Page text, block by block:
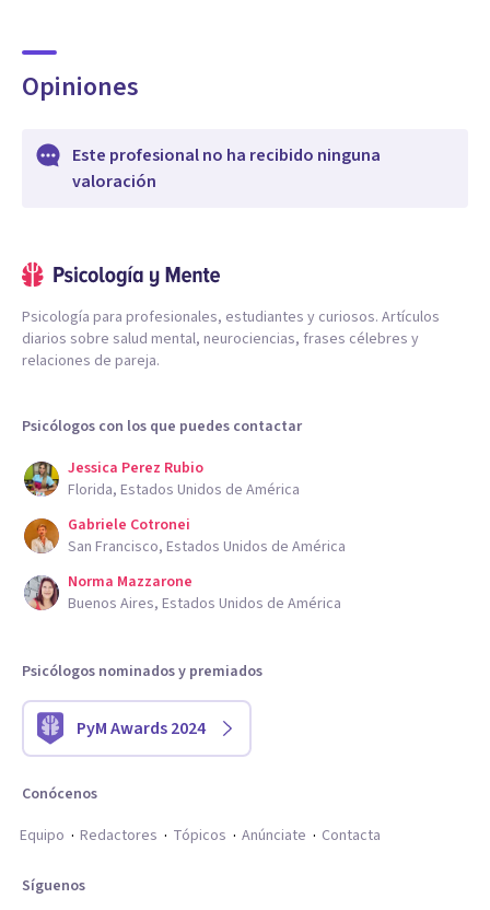
Opiniones
Este profesional no ha recibido ninguna
valoración
Psicología para profesionales, estudiantes y curiosos. Artículos
diarios sobre salud mental, neurociencias, frases célebres y
relaciones de pareja.
Psicólogos con los que puedes contactar
Jessica Perez Rubio
Florida, Estados Unidos de América
Gabriele Cotronei
San Francisco, Estados Unidos de América
Norma Mazzarone
Buenos Aires, Estados Unidos de América
Psicólogos nominados y premiados
PyM Awards 2024
Conócenos
Equipo
Redactores Tópicos Anúnciate Contacta
Síguenos